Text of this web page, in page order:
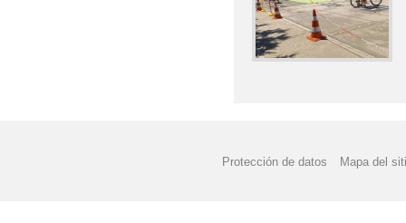
Protección de datos Mapa del